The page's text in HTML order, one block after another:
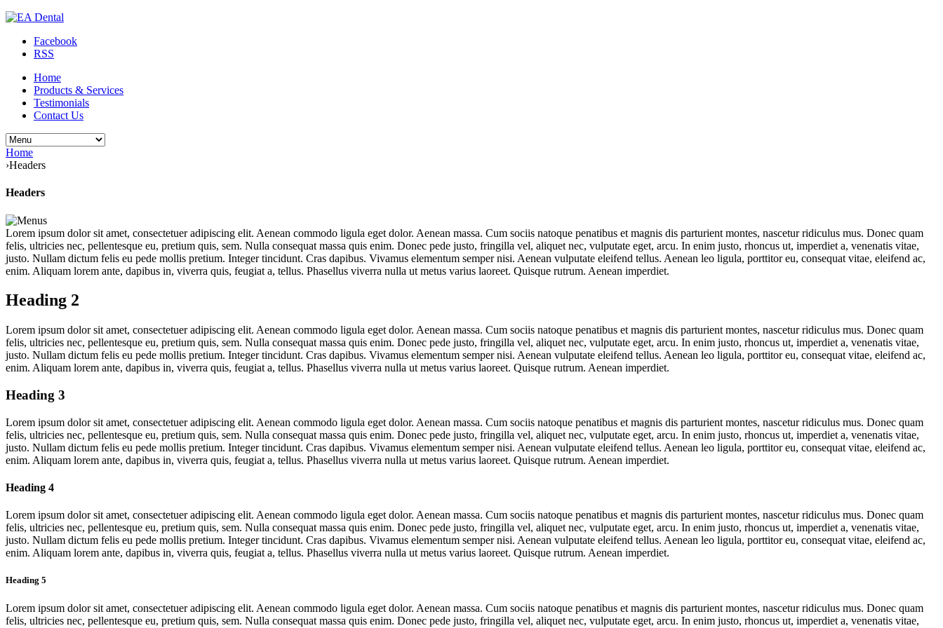
Facebook
RSS
Home
Products & Services
Testimonials
Contact Us
Home
›Headers
Headers
Lorem ipsum dolor sit amet, consectetuer adipiscing elit. Aenean commodo ligula eget dolor. Aenean massa. Cum sociis natoque penatibus et magnis dis parturient montes, nascetur ridiculus mus. Donec quam
felis, ultricies nec, pellentesque eu, pretium quis, sem. Nulla consequat massa quis enim. Donec pede justo, fringilla vel, aliquet nec, vulputate eget, arcu. In enim justo, rhoncus ut, imperdiet a, venenatis vitae,
justo. Nullam dictum felis eu pede mollis pretium. Integer tincidunt. Cras dapibus. Vivamus elementum semper nisi. Aenean vulputate eleifend tellus. Aenean leo ligula, porttitor eu, consequat vitae, eleifend ac,
enim. Aliquam lorem ante, dapibus in, viverra quis, feugiat a, tellus. Phasellus viverra nulla ut metus varius laoreet. Quisque rutrum. Aenean imperdiet.
Heading 2
Lorem ipsum dolor sit amet, consectetuer adipiscing elit. Aenean commodo ligula eget dolor. Aenean massa. Cum sociis natoque penatibus et magnis dis parturient montes, nascetur ridiculus mus. Donec quam
felis, ultricies nec, pellentesque eu, pretium quis, sem. Nulla consequat massa quis enim. Donec pede justo, fringilla vel, aliquet nec, vulputate eget, arcu. In enim justo, rhoncus ut, imperdiet a, venenatis vitae,
justo. Nullam dictum felis eu pede mollis pretium. Integer tincidunt. Cras dapibus. Vivamus elementum semper nisi. Aenean vulputate eleifend tellus. Aenean leo ligula, porttitor eu, consequat vitae, eleifend ac,
enim. Aliquam lorem ante, dapibus in, viverra quis, feugiat a, tellus. Phasellus viverra nulla ut metus varius laoreet. Quisque rutrum. Aenean imperdiet.
Heading 3
Lorem ipsum dolor sit amet, consectetuer adipiscing elit. Aenean commodo ligula eget dolor. Aenean massa. Cum sociis natoque penatibus et magnis dis parturient montes, nascetur ridiculus mus. Donec quam
felis, ultricies nec, pellentesque eu, pretium quis, sem. Nulla consequat massa quis enim. Donec pede justo, fringilla vel, aliquet nec, vulputate eget, arcu. In enim justo, rhoncus ut, imperdiet a, venenatis vitae,
justo. Nullam dictum felis eu pede mollis pretium. Integer tincidunt. Cras dapibus. Vivamus elementum semper nisi. Aenean vulputate eleifend tellus. Aenean leo ligula, porttitor eu, consequat vitae, eleifend ac,
enim. Aliquam lorem ante, dapibus in, viverra quis, feugiat a, tellus. Phasellus viverra nulla ut metus varius laoreet. Quisque rutrum. Aenean imperdiet.
Heading 4
Lorem ipsum dolor sit amet, consectetuer adipiscing elit. Aenean commodo ligula eget dolor. Aenean massa. Cum sociis natoque penatibus et magnis dis parturient montes, nascetur ridiculus mus. Donec quam
felis, ultricies nec, pellentesque eu, pretium quis, sem. Nulla consequat massa quis enim. Donec pede justo, fringilla vel, aliquet nec, vulputate eget, arcu. In enim justo, rhoncus ut, imperdiet a, venenatis vitae,
justo. Nullam dictum felis eu pede mollis pretium. Integer tincidunt. Cras dapibus. Vivamus elementum semper nisi. Aenean vulputate eleifend tellus. Aenean leo ligula, porttitor eu, consequat vitae, eleifend ac,
enim. Aliquam lorem ante, dapibus in, viverra quis, feugiat a, tellus. Phasellus viverra nulla ut metus varius laoreet. Quisque rutrum. Aenean imperdiet.
Heading 5
Lorem ipsum dolor sit amet, consectetuer adipiscing elit. Aenean commodo ligula eget dolor. Aenean massa. Cum sociis natoque penatibus et magnis dis parturient montes, nascetur ridiculus mus. Donec quam
felis, ultricies nec, pellentesque eu, pretium quis, sem. Nulla consequat massa quis enim. Donec pede justo, fringilla vel, aliquet nec, vulputate eget, arcu. In enim justo, rhoncus ut, imperdiet a, venenatis vitae,